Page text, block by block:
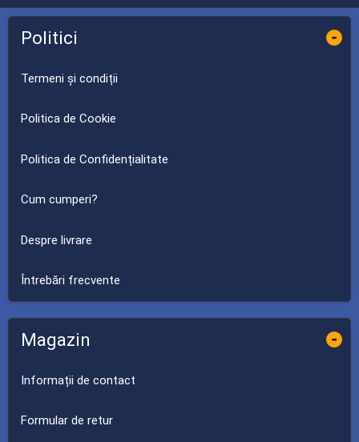
Politici -
Termeni și condiții
Politica de Cookie
Politica de Confidențialitate
Cum cumperi?
Despre livrare
Întrebări frecvente
Magazin -
Informații de contact
Formular de retur